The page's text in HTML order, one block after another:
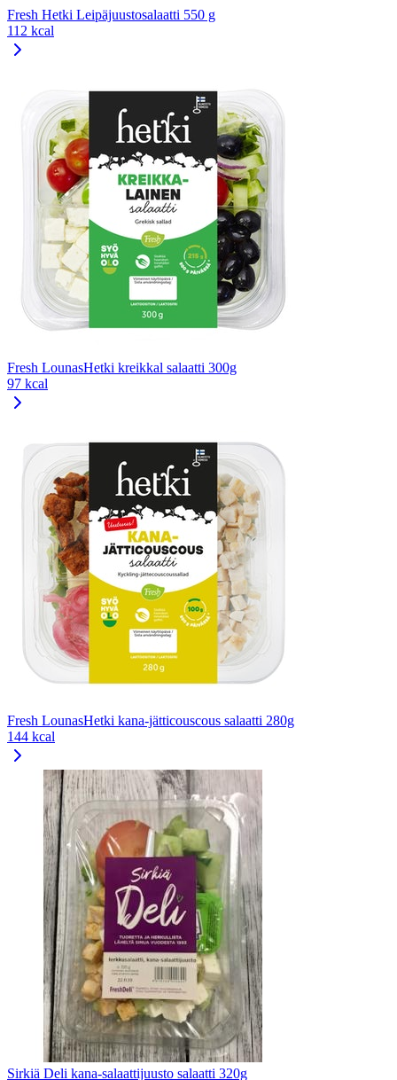
Fresh Hetki Leipäjuustosalaatti 550 g
112 kcal
Fresh LounasHetki kreikkal salaatti 300g
97 kcal
Fresh LounasHetki kana-jätticouscous salaatti 280g
144 kcal
Sirkiä Deli kana-salaattijuusto salaatti 320g